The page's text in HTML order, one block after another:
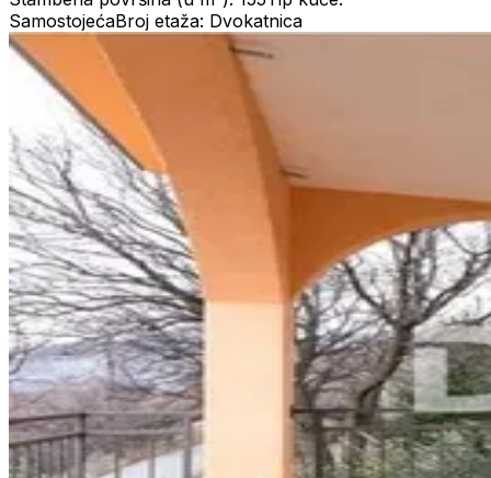
SamostojećaBroj etaža: Dvokatnica